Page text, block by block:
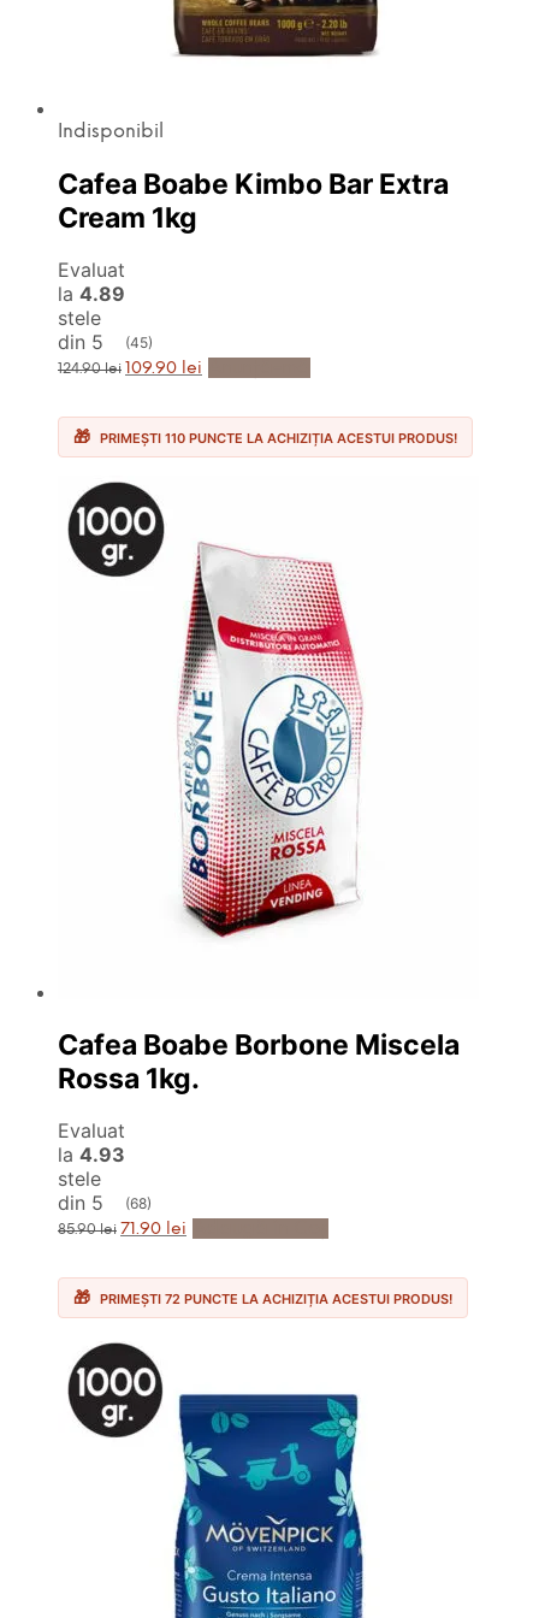
Indisponibil
Cafea Boabe Kimbo Bar Extra
Cream 1kg
Evaluat
la 4.89
stele
din 5
(45)
124.90lei Prețul
inițial
fost:
124.90 lei.
109.90 lei Prețul
curent
109.90 lei.
PRIMEȘTI 110 PUNCTE LA ACHIZIȚIA ACESTUI PRODUS!
Cafea Boabe Borbone Miscela
Rossa 1kg.
Evaluat
la 4.93
stele
din 5
(68)
85.90lei Prețul
inițial
fost:
85.90 lei.
71.90 lei Prețul
curent
71.90 lei.
PRIMEȘTI 72 PUNCTE LA ACHIZIȚIA ACESTUI PRODUS!